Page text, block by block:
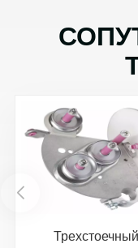
Трехстоечный